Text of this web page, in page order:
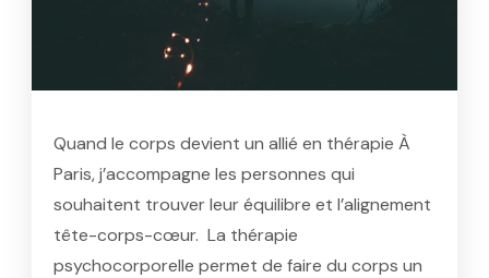
Quand le corps devient un allié en thérapie À
Paris, j’accompagne les personnes qui
souhaitent trouver leur équilibre et l’alignement
tête-corps-cœur. La thérapie
psychocorporelle permet de faire du corps un